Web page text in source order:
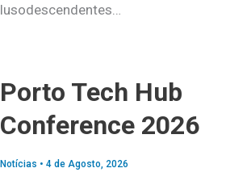
lusodescendentes…
Porto Tech Hub
Conference 2026
Notícias • 4 de Agosto, 2026